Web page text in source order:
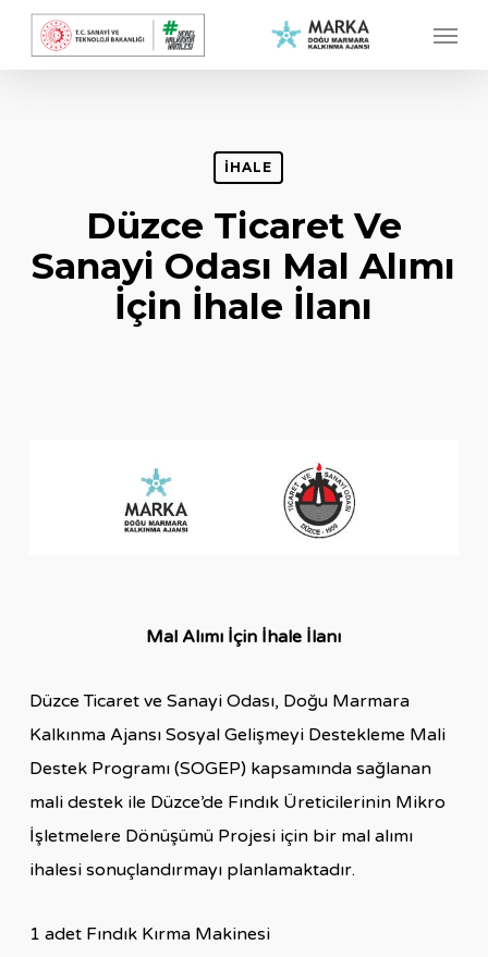
Skip
Menu
İHALE
Düzce Ticaret Ve
Sanayi Odası Mal Alımı
İçin İhale İlanı
Mal Alımı İçin İhale İlanı
Düzce Ticaret ve Sanayi Odası, Doğu Marmara
Kalkınma Ajansı Sosyal Gelişmeyi Destekleme Mali
Destek Programı (SOGEP) kapsamında sağlanan
mali destek ile Düzce’de Fındık Üreticilerinin Mikro
İşletmelere Dönüşümü Projesi için bir mal alımı
ihalesi sonuçlandırmayı planlamaktadır.
1 adet Fındık Kırma Makinesi